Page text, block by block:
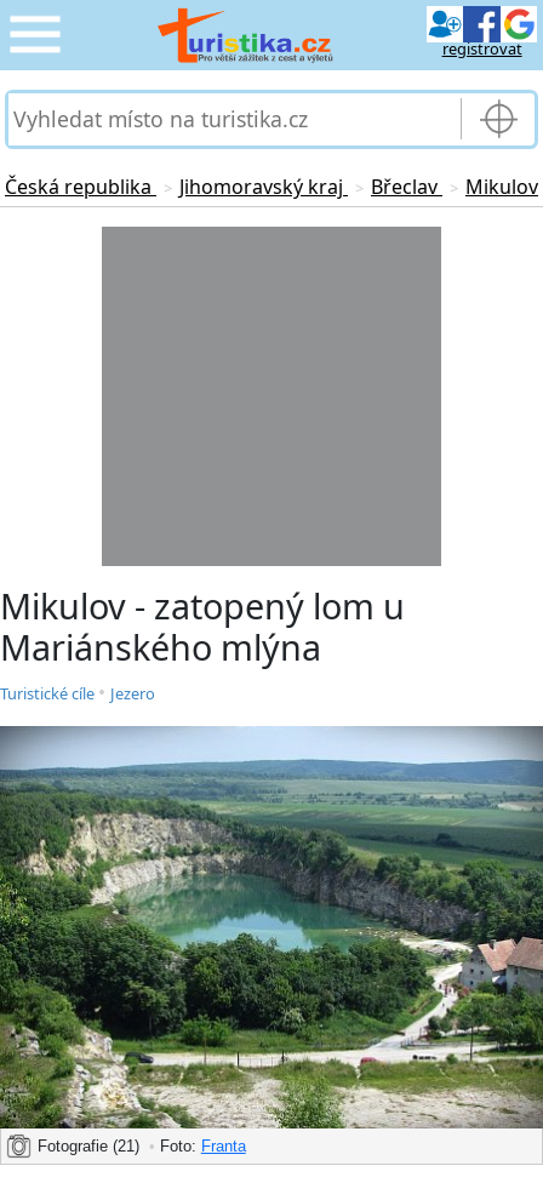
registrovat
CESTOVÁNÍ
SLUŽBY & DOPRAVA
PRO TURISTY
Česká republika > Jihomoravský kraj > Břeclav > Mikulov
Mikulov - zatopený lom u
Mariánského mlýna
Turistické cíle • Jezero
Fotografie (21) • Foto: Franta